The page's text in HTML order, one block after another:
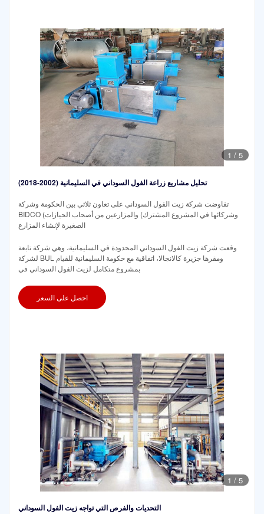
1 / 5
تحليل مشاريع زراعة الفول السوداني في السليمانية (2002-2018)
تفاوضت شركة زيت الفول السوداني على تعاون ثلاثي بين الحكومة وشركة
BIDCO (وشركائها في المشروع المشترك) والمزارعين من أصحاب الحيازات
الصغيرة لإنشاء المزارع
وقعت شركة زيت الفول السوداني المحدودة في السليمانية، وهي شركة تابعة
لشركة BUL ومقرها جزيرة كالانجالا، اتفاقية مع حكومة السليمانية للقيام
بمشروع متكامل لزيت الفول السوداني في
احصل على السعر
1 / 5
التحديات والفرص التي تواجه زيت الفول السوداني